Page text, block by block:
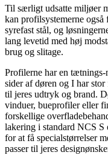
Til særligt udsatte miljøer
kan profilsystemerne
syrefast stål, og
lang levetid med høj
brug og slitage.
Profilerne har en tætnings-
sider af døren og I har
til jeres udtryk og brand.
vinduer, bueprofiler eller
forskellige
lakering i standard NCS
for at få specialstørrelser
passer til jeres